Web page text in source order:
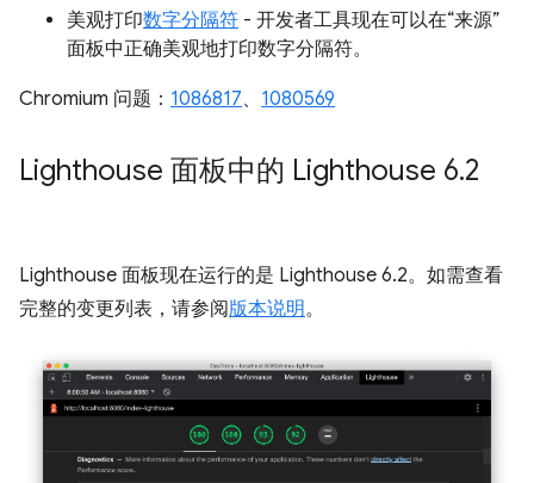
美观打印数字分隔符 - 开发者工具现在可以在“来源”
面板中正确美观地打印数字分隔符。
Chromium 问题： 1086817、 1080569
Lighthouse 面板中的 Lighthouse 6.2
Lighthouse 面板现在运行的是 Lighthouse 6.2。如需查看
完整的变更列表，请参阅版本说明。